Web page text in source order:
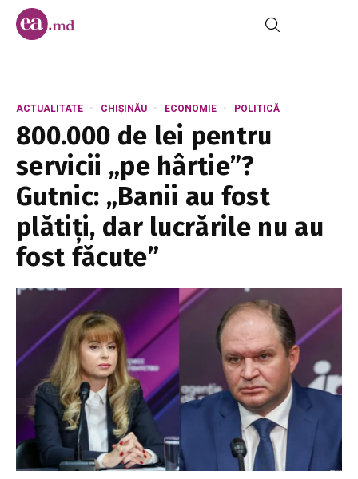
ACTUALITATE CHIȘINĂU ECONOMIE POLITICĂ
800.000 de lei pentru
servicii „pe hârtie”?
Gutnic: „Banii au fost
plătiți, dar lucrările nu au
fost făcute”